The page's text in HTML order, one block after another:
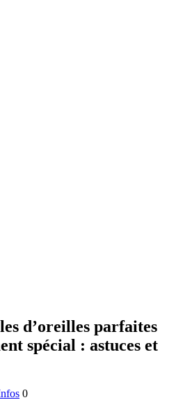
d’oreilles parfaites
spécial : astuces et
0